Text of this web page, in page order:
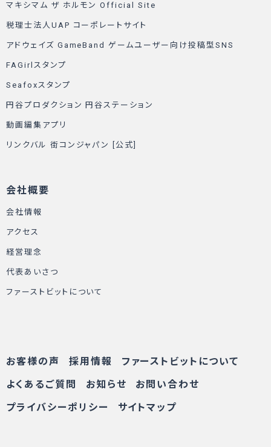
マキシマム ザ ホルモン Official Site
税理士法人UAP コーポレートサイト
アドウェイズ GameBand ゲームユーザー向け投稿型SNS
FAGirlスタンプ
Seafoxスタンプ
円谷プロダクション 円谷ステーション
動画編集アプリ
リンクバル 街コンジャパン [公式]
会社概要
会社情報
アクセス
経営理念
代表あいさつ
ファーストビットについて
お客様の声 採用情報
ファーストビットについて
よくあるご質問
お知らせ
お問い合わせ
プライバシーポリシー
サイトマップ